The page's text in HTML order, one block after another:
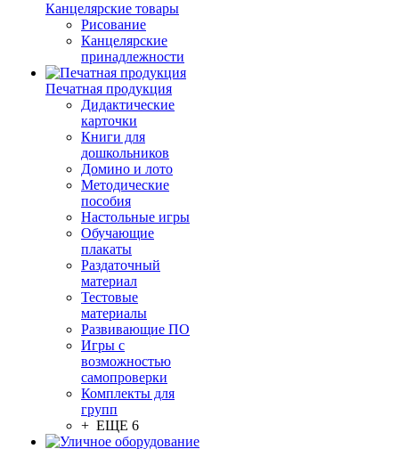
Канцелярские товары
Рисование
Канцелярские
принадлежности
Печатная продукция
Дидактические
карточки
Книги для
дошкольников
Домино и лото
Методические
пособия
Настольные игры
Обучающие
плакаты
Раздаточный
материал
Тестовые
материалы
Развивающие ПО
Игры с
возможностью
самопроверки
Комплекты для
групп
+ ЕЩЕ 6